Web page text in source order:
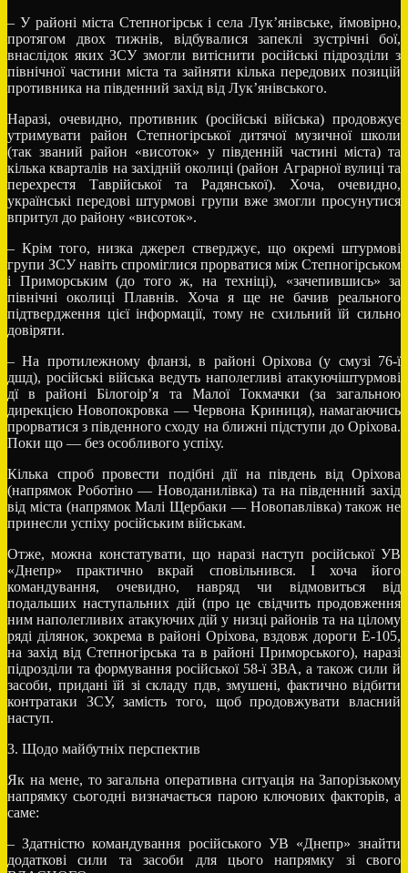
– У районі міста Степногірськ і села Лук’янівське, ймовірно,
протягом двох тижнів, відбувалися запеклі зустрічні бої,
внаслідок яких ЗСУ змогли витіснити російські підрозділи з
північної частини міста та зайняти кілька передових позицій
противника на південний захід від Лук’янівського.
Наразі, очевидно, противник (російські війська) продовжує
утримувати район Степногірської дитячої музичної школи
(так званий район «висоток» у південній частині міста) та
кілька кварталів на західній околиці (район Аграрної вулиці та
перехрестя Таврійської та Радянської). Хоча, очевидно,
українські передові штурмові групи вже змогли просунутися
впритул до району «висоток».
– Крім того, низка джерел стверджує, що окремі штурмові
групи ЗСУ навіть спроміглися прорватися між Степногірськом
і Приморським (до того ж, на техніці), «зачепившись» за
північні околиці Плавнів. Хоча я ще не бачив реального
підтвердження цієї інформації, тому не схильний їй сильно
довіряти.
– На протилежному фланзі, в районі Оріхова (у смузі 76-ї
дшд), російські війська ведуть наполегливі атакуючіштурмові
дї в районі Білогоір’я та Малої Токмачки (за загальною
дирекцією Новопокровка — Червона Криниця), намагаючись
прорватися з південного сходу на ближні підступи до Оріхова.
Поки що — без особливого успіху.
Кілька спроб провести подібні дії на південь від Оріхова
(напрямок Роботіно — Новоданилівка) та на південний захід
від міста (напрямок Малі Щербаки — Новопавлівка) також не
принесли успіху російським військам.
Отже, можна констатувати, що наразі наступ російської УВ
«Днепр» практично вкрай сповільнився. І хоча його
командування, очевидно, навряд чи відмовиться від
подальших наступальних дій (про це свідчить продовження
ним наполегливих атакуючих дій у низці районів та на цілому
ряді ділянок, зокрема в районі Оріхова, вздовж дороги Е-105,
на захід від Степногірська та в районі Приморського), наразі
підрозділи та формування російської 58-ї ЗВА, а також сили й
засоби, придані їй зі складу пдв, змушені, фактично відбити
контратаки ЗСУ, замість того, щоб продовжувати власний
наступ.
3. Щодо майбутніх перспектив
Як на мене, то загальна оперативна ситуація на Запорізькому
напрямку сьогодні визначається парою ключових факторів, а
саме:
– Здатністю командування російського УВ «Днепр» знайти
додаткові сили та засоби для цього напрямку зі свого